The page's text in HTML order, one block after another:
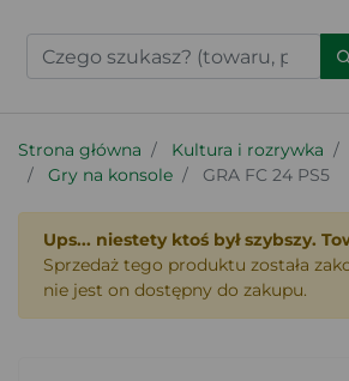
Strona główna Kultura i rozrywka
Gry na konsole
GRA FC 24 PS5
Ups... niestety ktoś był szybszy.
Sprzedaż tego produktu została
nie jest on dostępny do zakupu.